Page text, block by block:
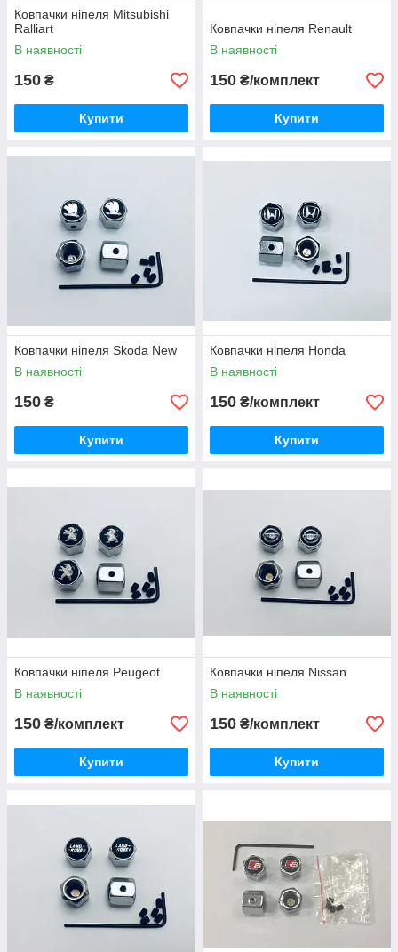
Ковпачки ніпеля Mitsubishi
Ralliart
В наявності
150 ₴
Купити
Ковпачки ніпеля Renault
В наявності
150 ₴/комплект
Купити
Ковпачки ніпеля Skoda New
В наявності
150 ₴
Купити
Ковпачки ніпеля Honda
В наявності
150 ₴/комплект
Купити
Ковпачки ніпеля Peugeot
В наявності
150 ₴/комплект
Купити
Ковпачки ніпеля Nissan
В наявності
150 ₴/комплект
Купити